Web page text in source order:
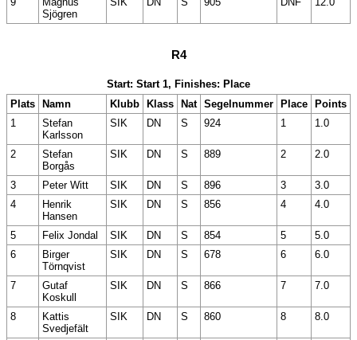
Sjögren
R4
Start: Start 1, Finishes: Place
Plats
Namn Klubb Klass Nat Segelnummer Place
Points
1
Stefan
Karlsson
SIK DN S 924 1 1.0
2
Stefan
Borgås
SIK DN S 889 2 2.0
3 Peter Witt SIK DN S 896 3
3.0
4
Henrik
Hansen
SIK DN S 856 4 4.0
5 Felix Jondal SIK DN S 854 5
5.0
6
Birger
Törnqvist
SIK DN S 678 6 6.0
7
Gutaf
Koskull
SIK DN S 866 7 7.0
8
Kattis
Svedjefält
SIK DN S 860 8 8.0